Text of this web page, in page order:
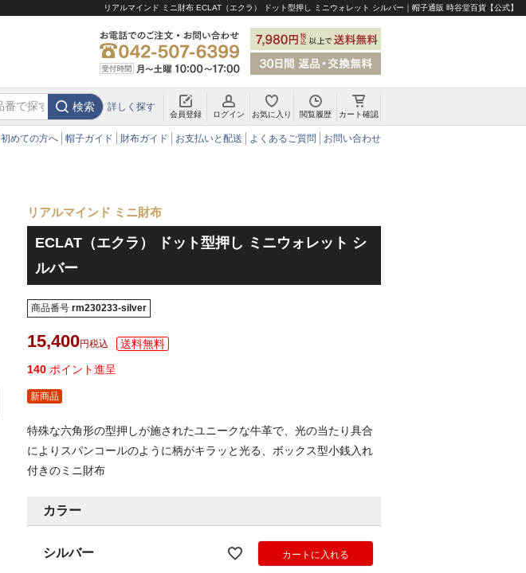
リアルマインド ミニ財布 ECLAT（エクラ） ドット型押し ミニウォレット シルバー｜帽子通販 時谷堂百貨【公式】
検索 詳しく探す
会員登録 ログイン お気に入り 閲覧履歴 カート確認
初めての方へ 帽子ガイド 財布ガイド お支払いと配送 よくあるご質問 お問い合わせ
リアルマインド ミニ財布
ECLAT（エクラ） ドット型押し ミニウォレット シ
ルバー
商品番号 rm230233-silver
15,400 税込
140 ポイント進呈
新商品
特殊な六角形の型押しが施されたユニークな牛革で、光の当たり具合
によりスパンコールのように柄がキラッと光る、ボックス型小銭入れ
付きのミニ財布
カラー
シルバー カートに入れる